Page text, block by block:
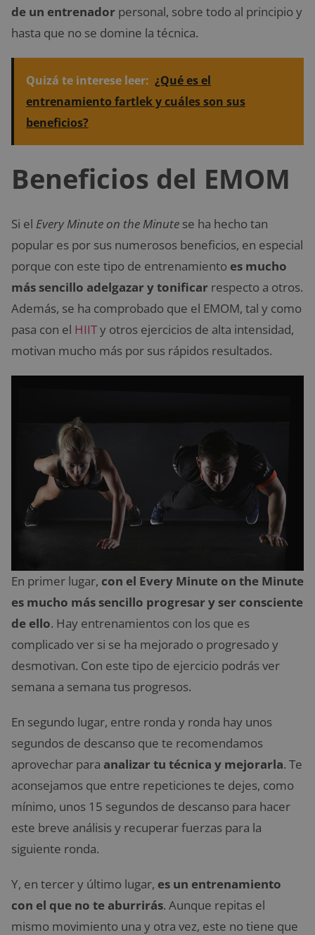
de un entrenador personal, sobre todo al principio y
hasta que no se domine la técnica.
Quizá te interese leer: ¿Qué es el
entrenamiento fartlek y cuáles son sus
beneficios?
Beneficios del EMOM
Si el Every Minute on the Minute se ha hecho tan
popular es por sus numerosos beneficios, en especial
porque con este tipo de entrenamiento es mucho
más sencillo adelgazar y tonificar respecto a otros.
Además, se ha comprobado que el EMOM, tal y como
pasa con el HIITy otros ejercicios de alta intensidad,
motivan mucho más por sus rápidos resultados.
En primer lugar, con el Every Minute on the Minute
es mucho más sencillo progresar y ser consciente
de ello. Hay entrenamientos con los que es
complicado ver si se ha mejorado o progresado y
desmotivan. Con este tipo de ejercicio podrás ver
semana a semana tus progresos.
En segundo lugar, entre ronda y ronda hay unos
segundos de descanso que te recomendamos
aprovechar para analizar tu técnica y mejorarla. Te
aconsejamos que entre repeticiones te dejes, como
mínimo, unos 15 segundos de descanso para hacer
este breve análisis y recuperar fuerzas para la
siguiente ronda.
Y, en tercer y último lugar, es un entrenamiento
con el que no te aburrirás. Aunque repitas el
mismo movimiento una y otra vez, este no tiene que